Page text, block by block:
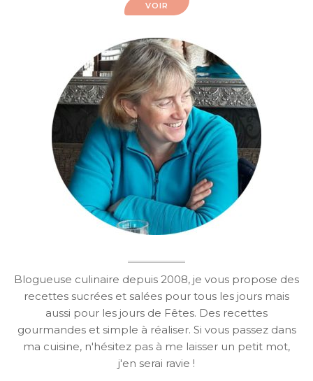
VOIR
Blogueuse culinaire depuis 2008, je vous propose des
recettes sucrées et salées pour tous les jours mais
aussi pour les jours de Fêtes. Des recettes
gourmandes et simple à réaliser. Si vous passez dans
ma cuisine, n'hésitez pas à me laisser un petit mot,
j'en serai ravie !